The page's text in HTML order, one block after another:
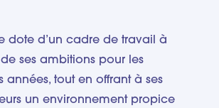
dote d’un cadre de travail à
ses ambitions pour les
années, tout en offrant à ses
un environnement propice